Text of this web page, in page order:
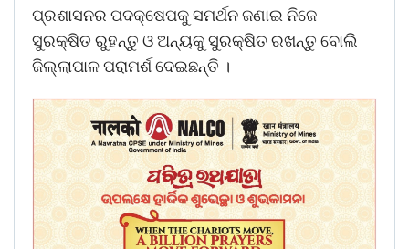
ପ୍ରଶାସନର ପଦକ୍ଷେପକୁ ସମର୍ଥନ ଜଣାଇ ନିଜେ
ସୁରକ୍ଷିତ ରୁହନ୍ତୁ ଓ ଅନ୍ୟକୁ ସୁରକ୍ଷିତ ରଖନ୍ତୁ ବୋଲି
ଜିଲ୍ଲାପାଳ ପରାମର୍ଶ ଦେଇଛନ୍ତି ।